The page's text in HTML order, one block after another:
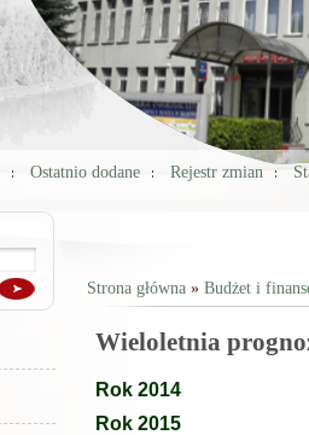
Ostatnio dodane Rejestr zmian
Jesteś tutaj
Strona główna» Budżet i
Wieloletnia
Rok 2014
Rok 2015